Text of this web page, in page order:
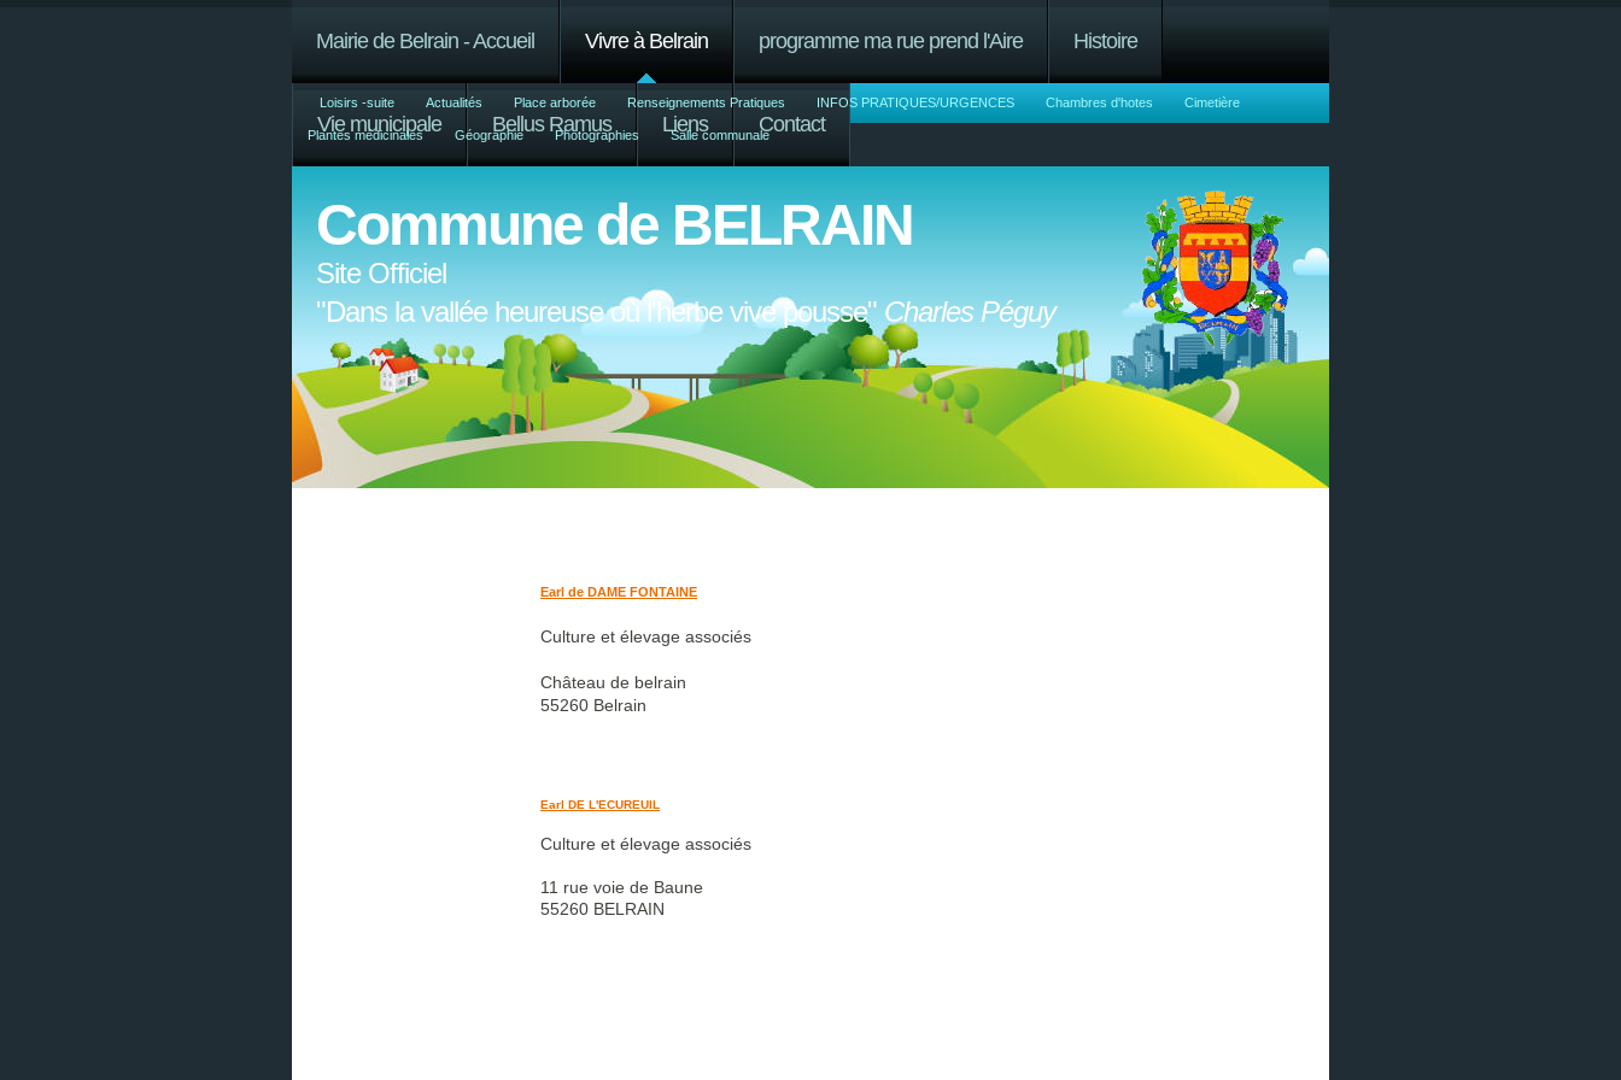
Mairie de Belrain - Accueil Vivre à Belrain
Loisirs -suite Actualités Place arborée Renseignements Pratiques INFOS PRATIQUES/URGENCES Chambres d'hotes Cimetière
Plantes médicinales Géographie Photographies Salle communale
programme ma rue prend l'Aire Histoire
Vie municipale Bellus Ramus Liens Contact
Commune de BELRAIN
Site Officiel
"Dans la vallée heureuse où l'herbe vive pousse" Charles Péguy
Earl de DAME FONTAINE
Culture et élevage associés
Château de belrain
55260 Belrain
Earl DE L'ECUREUIL
Culture et élevage associés
11 rue voie de Baune
55260 BELRAIN